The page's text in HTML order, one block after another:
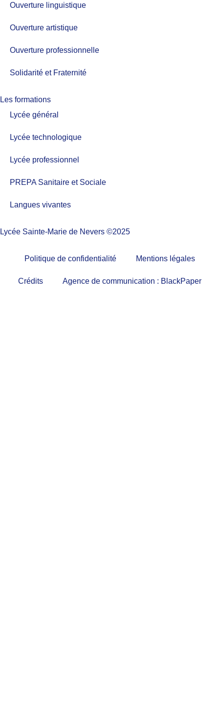
Ouverture linguistique
Ouverture artistique
Ouverture professionnelle
Solidarité et Fraternité
Les formations
Lycée général
Lycée technologique
Lycée professionnel
PREPA Sanitaire et Sociale
Langues vivantes
Lycée Sainte-Marie de Nevers ©2025
Politique de confidentialité Mentions légales
Crédits Agence de communication : BlackPaper